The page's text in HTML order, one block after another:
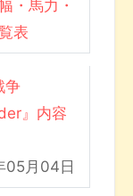
・馬力・
表
争
』内容
05月04日